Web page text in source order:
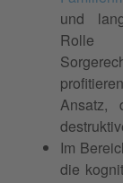
und
Rolle
Ansatz,
Im
die